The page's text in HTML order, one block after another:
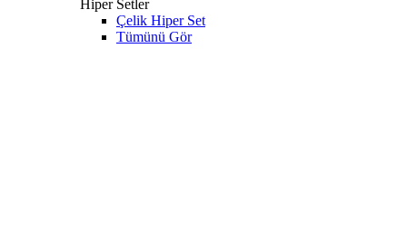
Hiper Setler
Çelik Hiper Set
Tümünü Gör